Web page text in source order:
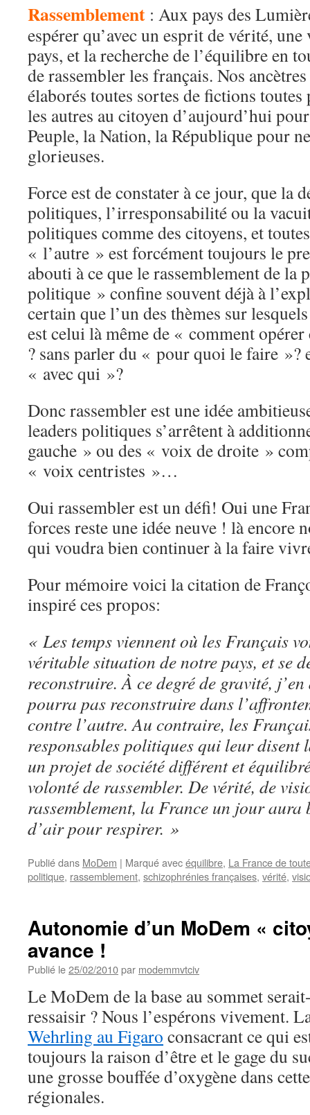
Rassemblement : Aux pays des
espérer qu’avec un esprit de vérité,
pays, et la recherche de l’équilibre en
de rassembler les français. Nos
élaborés toutes sortes de fictions
les autres au citoyen d’aujourd’hui
Peuple, la Nation, la République pour
glorieuses.
Force est de constater à ce jour, que la
politiques, l’irresponsabilité ou la
politiques comme des citoyens, et
« l’autre » est forcément toujours le
abouti à ce que le rassemblement de la
politique » confine souvent déjà à
certain que l’un des thèmes sur
est celui là même de « comment
? sans parler du « pour quoi le faire »?
« avec qui »?
Donc rassembler est une idée
leaders politiques s’arrêtent à
gauche » ou des « voix de droite »
« voix centristes »…
Oui rassembler est un défi! Oui une
forces reste une idée neuve ! là encore
qui voudra bien continuer à la faire
Pour mémoire voici la citation de
inspiré ces propos:
« Les temps viennent où les Français
véritable situation de notre pays, et se
reconstruire. À ce degré de gravité,
pourra pas reconstruire dans
contre l’autre. Au contraire, les
responsables politiques qui leur disent
un projet de société différent et
volonté de rassembler. De vérité, de
rassemblement, la France un jour aura
d’air pour respirer. »
Publié dans MoDem | Marqué avecéquilibre, La France de
politique, rassemblement, schizophrénies françaises, vérité,
Autonomie d’un MoDem «
avance !
Publié le25/02/2010par modemmvtciv
Le MoDem de la base au sommet
ressaisir ? Nous l’espérons vivement.
Wehrling au Figaro consacrant ce qui
toujours la raison d’être et le gage du
une grosse bouffée d’oxygène dans
régionales.